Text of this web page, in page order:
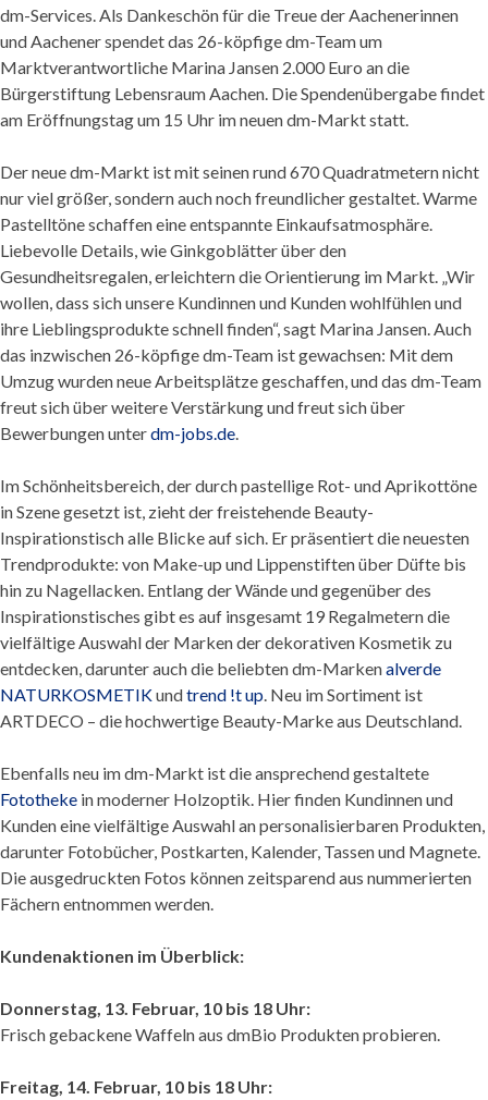
dm-Services. Als Dankeschön für die Treue der Aachenerinnen
und Aachener spendet das 26-köpfige dm-Team um
Marktverantwortliche Marina Jansen 2.000 Euro an die
Bürgerstiftung Lebensraum Aachen. Die Spendenübergabe findet
am Eröffnungstag um 15 Uhr im neuen dm-Markt statt.
Der neue dm-Markt ist mit seinen rund 670 Quadratmetern nicht
nur viel größer, sondern auch noch freundlicher gestaltet. Warme
Pastelltöne schaffen eine entspannte Einkaufsatmosphäre.
Liebevolle Details, wie Ginkgoblätter über den
Gesundheitsregalen, erleichtern die Orientierung im Markt. „Wir
wollen, dass sich unsere Kundinnen und Kunden wohlfühlen und
ihre Lieblingsprodukte schnell finden“, sagt Marina Jansen. Auch
das inzwischen 26-köpfige dm-Team ist gewachsen: Mit dem
Umzug wurden neue Arbeitsplätze geschaffen, und das dm-Team
freut sich über weitere Verstärkung und freut sich über
Bewerbungen unterdm-jobs.de
Im Schönheitsbereich, der durch pastellige Rot- und Aprikottöne
in Szene gesetzt ist, zieht der freistehende Beauty-
Inspirationstisch alle Blicke auf sich. Er präsentiert die neuesten
Trendprodukte: von Make-up und Lippenstiften über Düfte bis
hin zu Nagellacken. Entlang der Wände und gegenüber des
Inspirationstisches gibt es auf insgesamt 19 Regalmetern die
vielfältige Auswahl der Marken der dekorativen Kosmetik zu
entdecken, darunter auch die beliebten dm-Markenalverde
NATURKOSMETIKundtrend !t up . Neu im Sortiment ist
ARTDECO – die hochwertige Beauty-Marke aus Deutschland.
Ebenfalls neu im dm-Markt ist die ansprechend gestaltete
Fototheke in moderner Holzoptik. Hier finden Kundinnen und
Kunden eine vielfältige Auswahl an personalisierbaren Produkten,
darunter Fotobücher, Postkarten, Kalender, Tassen und Magnete.
Die ausgedruckten Fotos können zeitsparend aus nummerierten
Fächern entnommen werden.
Kundenaktionen im Überblick:
Donnerstag, 13. Februar, 10 bis 18 Uhr:
Frisch gebackene Waffeln aus dmBio Produkten probieren.
Freitag, 14. Februar, 10 bis 18 Uhr: